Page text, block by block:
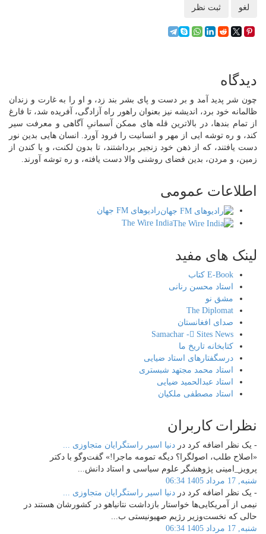
لغو ثبت نظر
دیدگاه
چون شر پدید آمد و بر دست و پای بشر بند زد، و او را به غارت و زندان
ظالمانه خود برد، اندیشه نیز بعنوان راهور راه آزادگی، آفریده شد، تا فارغ
از تمام بندها، در بالاترین قله های ممکن آسمانیِ آگاهی و معرفت سیر
کند، و ره توشه ایی از مهر و انسانیت را فرود آورد. انسان هایی بدین نور
دست یافتند، که از ذهن خود زنجیر برداشتند، تا بدون لکنت، و یا کندن از
زمین، و مردن، بدین فضای روشنی والا دست یافته، و ره توشه آورند.
اطلاعات عمومی
رادیوهای FM جهان
The Wire India
لینک های مفید
E-Book کتاب
استاد محسن رنانی
مشق نو
The Diplomat
صدای افغانستان
Samachar - ُSites News
کتابخانه تاریخ ما
درسگفتارهای استاد ضیایی
استاد محمد مجتهد شبستری
استاد عبدالحمید ضیایی
استاد مصطفی ملکیان
نظرات کاربران
- یک نظر اضافه کرد در دنیا اسیر راستگرایان متجاوزی‌ ...
«اصلاح طلب، اصولگرا؟ دیگه تمومه ماجرا!» گفت‌وگو با دکتر
پرویز_امینی پژوهشگر علوم سیاسی و استاد دانش...
شنبه, 17 مرداد 1405 06:34
- یک نظر اضافه کرد در دنیا اسیر راستگرایان متجاوزی‌ ...
نیمی از آمریکایی‌ها خواستار بازداشت نتانیاهو در کشورشان هستند ️در
حالی که نخست‌وزیر رژیم صهیونیستی ب...
شنبه, 17 مرداد 1405 06:34